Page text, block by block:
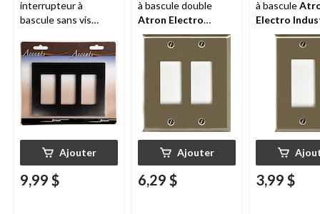
interrupteur à
bascule sans vis
Ajouter
9,99 $
à bascule double
Atron Electro
Industries
2167RRBN, 2
dispositifs, nickel
Ajouter
6,29 $
à bascule
Electro
2167RBN, 1
nickel brossé
3,99 $